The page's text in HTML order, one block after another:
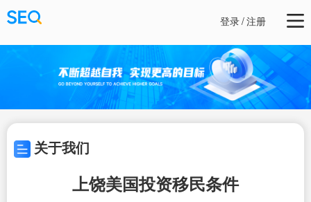
登录/注册
关于我们
上饶美国投资移民条件